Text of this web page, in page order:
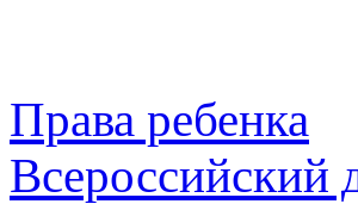
Права ребенка
Всероссийский